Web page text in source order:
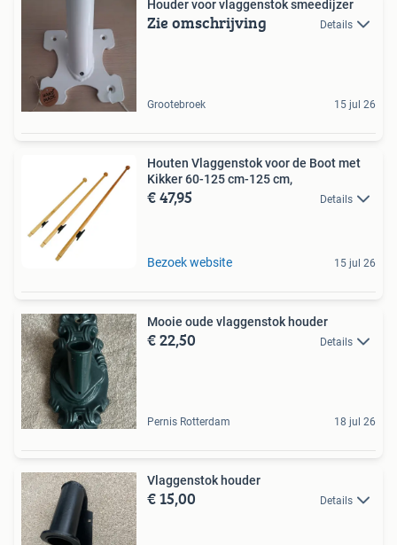
Houder voor vlaggenstok smeedijzer
Zie omschrijving Details
Grootebroek 15 jul 26
Houten Vlaggenstok voor de Boot met
Kikker 60-125 cm-125 cm,
€ 47,95 Details
Bezoek website 15 jul 26
Mooie oude vlaggenstok houder
€ 22,50 Details
Pernis Rotterdam 18 jul 26
Vlaggenstok houder
€ 15,00 Details